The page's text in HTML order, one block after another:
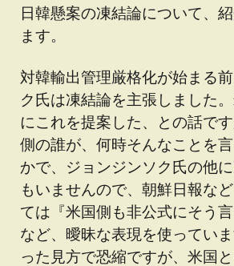
日韓懸案の凍結論について、
ます。
対韓輸出管理厳格化が始まる
ク氏は凍結論を主張しました
にこれを提案した、との話で
側の誰が、何時そんなことを
かで、ジョンジンソク氏の他
もいませんので、朝鮮日報な
ては『米国側も非公式にそう言
など、曖昧な表現を使ってい
った見方で恐縮ですが、米国